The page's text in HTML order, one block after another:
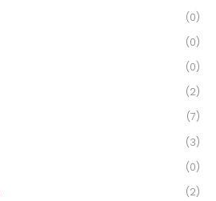
(0)
(0)
(0)
(2)
(7)
(3)
(0)
(2)